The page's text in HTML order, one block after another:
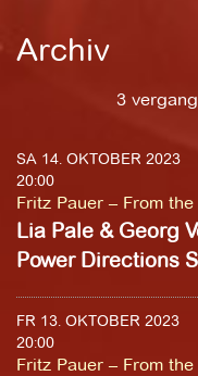
Archiv
3
SA 14. OKTOBER 2023
20:00
Fritz Pauer – From
Lia Pale & Georg
Power Directions
FR 13. OKTOBER 2023
20:00
Fritz Pauer – From